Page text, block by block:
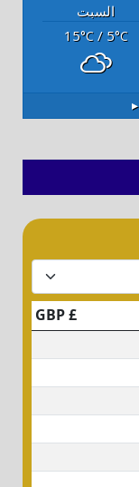
السبت
15°C/ 5°C